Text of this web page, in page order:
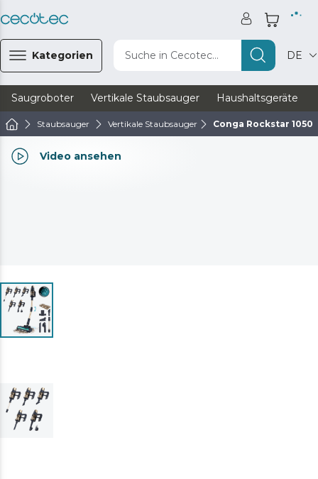
Kategorien Suche in Cecotec... DE
Saugroboter Vertikale Staubsauger Haushaltsgeräte
Staubsauger Vertikale Staubsauger Conga Rockstar
Video ansehen